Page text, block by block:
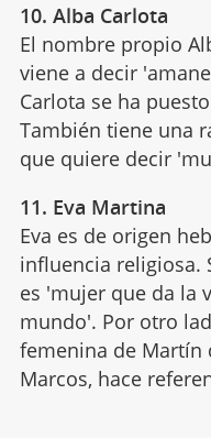
10. Alba Carlota
El nombre propio
viene a decir
Carlota se ha
También tiene una
que quiere decir
11. Eva Martina
Eva es de origen
influencia religiosa.
es 'mujer que da la
mundo'. Por otro
femenina de Martín
Marcos, hace